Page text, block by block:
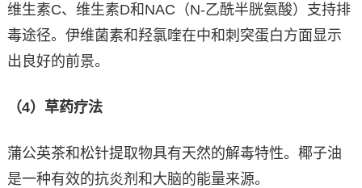
维生素C、维生素D和NAC（N-乙酰半胱氨酸）支持排
毒途径。伊维菌素和羟氯喹在中和刺突蛋白方面显示
出良好的前景。
（4）草药疗法
蒲公英茶和松针提取物具有天然的解毒特性。椰子油
是一种有效的抗炎剂和大脑的能量来源。